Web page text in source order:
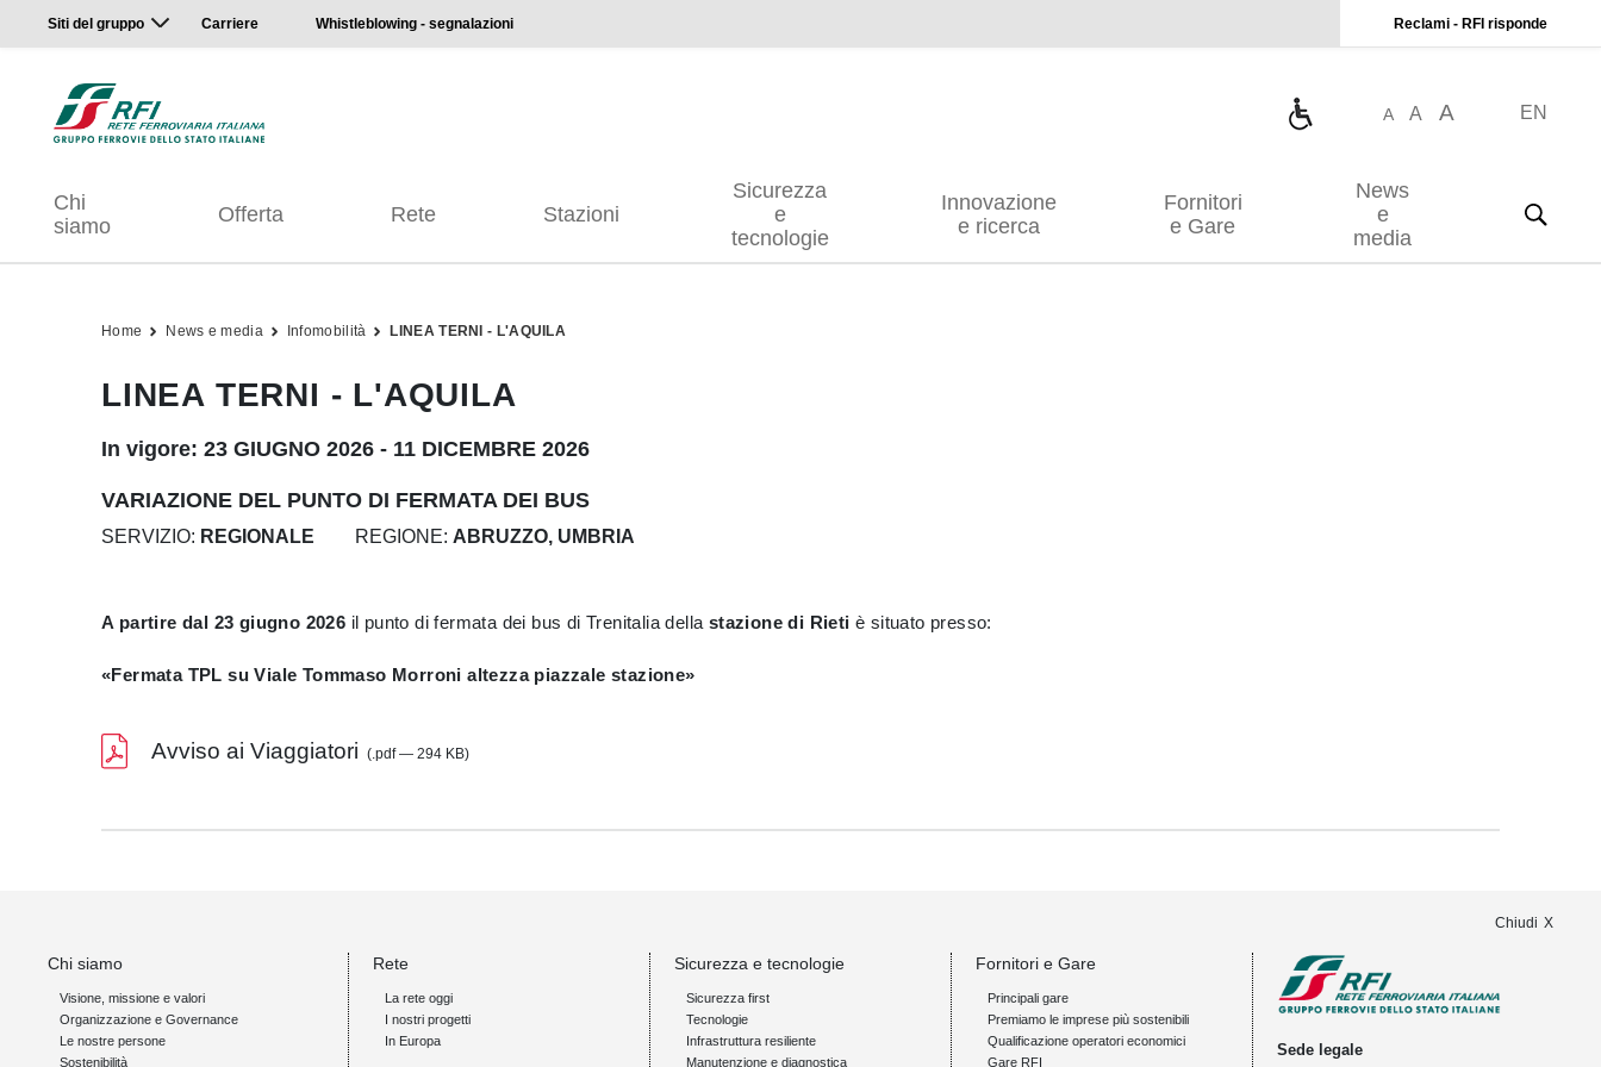
Siti del gruppo Carriere Whistleblowing - segnalazioni Reclami - RFI risponde
A A A EN
Chi
siamo
Offerta Rete Stazioni
Sicurezza
e
tecnologie
Innovazione
e ricerca
Fornitori
e Gare
News
e
media
Home News e media Infomobilità LINEA TERNI - L'AQUILA
LINEA TERNI - L'AQUILA
In vigore: 23 GIUGNO 2026 - 11 DICEMBRE 2026
VARIAZIONE DEL PUNTO DI FERMATA DEI BUS
SERVIZIO: REGIONALE REGIONE: ABRUZZO, UMBRIA
A partire dal 23 giugno 2026 il punto di fermata dei bus di Trenitalia della stazione di Rieti è situato presso:
«Fermata TPL su Viale Tommaso Morroni altezza piazzale stazione»
Avviso ai Viaggiatori (.pdf — 294 KB)
Chiudi
Chi siamo
Visione, missione e valori
Organizzazione e Governance
Le nostre persone
Sostenibilità
Rete
La rete oggi
I nostri progetti
In Europa
Sicurezza e tecnologie
Sicurezza first
Tecnologie
Infrastruttura resiliente
Manutenzione e diagnostica
Fornitori e Gare
Principali gare
Premiamo le imprese più sostenibili
Qualificazione operatori economici
Gare RFI
Sede legale